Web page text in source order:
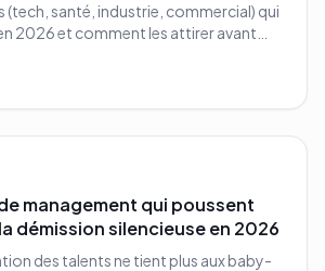
(tech, santé, industrie, commercial) qui
2026 et comment les attirer avant
management qui poussent
démission silencieuse en 2026
des talents ne tient plus aux baby-